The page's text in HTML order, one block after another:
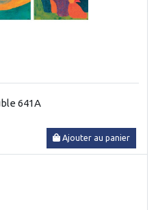
641A
Ajouter au panier